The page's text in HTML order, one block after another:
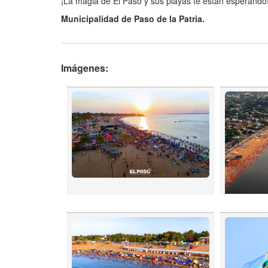
Municipalidad de Paso de la Patria.
Imágenes: